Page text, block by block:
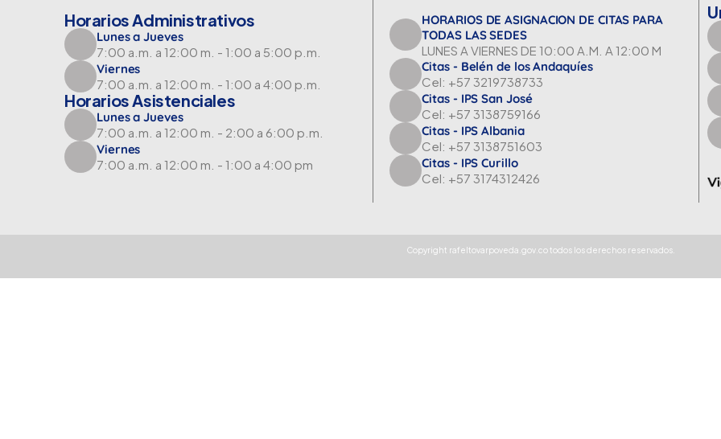
Horarios Administrativos
Lunes a Jueves
7:00 a.m. a 12:00 m. - 1:00 a 5:00 p.m.
Viernes
7:00 a.m. a 12:00 m. - 1:00 a 4:00 p.m.
Horarios Asistenciales
Lunes a Jueves
7:00 a.m. a 12:00 m. - 2:00 a 6:00 p.m.
Viernes
7:00 a.m. a 12:00 m. - 1:00 a 4:00 pm
HORARIOS DE ASIGNACION DE CITAS PARA
TODAS LAS SEDES
LUNES A VIERNES DE 10:00 A.M. A 12:00 M
Citas - Belén de los Andaquíes
Cel: +57 3219738733
Citas - IPS San José
Cel: +57 3138759166
Citas - IPS Albania
Cel: +57 3138751603
Citas - IPS Curillo
Cel: +57 3174312426
Copyright rafeltovarpoveda.gov.co todos los derechos reservados.